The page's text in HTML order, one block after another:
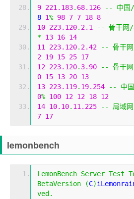
9 221.183. 68.126 -- 中国
8 1% 98 7 7 18 8
10 223.120. 2.1 -- 骨干网
* 13 16 14
11 223.120. 2.42 -- 骨干
2 19 15 25 17
12 223.120. 3.90 -- 骨干
0 15 13 20 13
13 223.119. 19.254 -- 中
0% 100 12 12 18 12
14 10.10. 11.225 -- 局域网
7 17
lemonbench
LemonBench Server Test
BetaVersion
(C)
ved .